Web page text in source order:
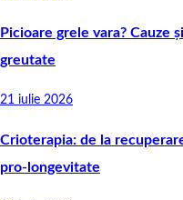
Picioare grele vara? Cauze
greutate
21 iulie 2026
Crioterapia: de la
pro‑longevitate